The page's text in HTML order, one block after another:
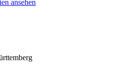
ansehen